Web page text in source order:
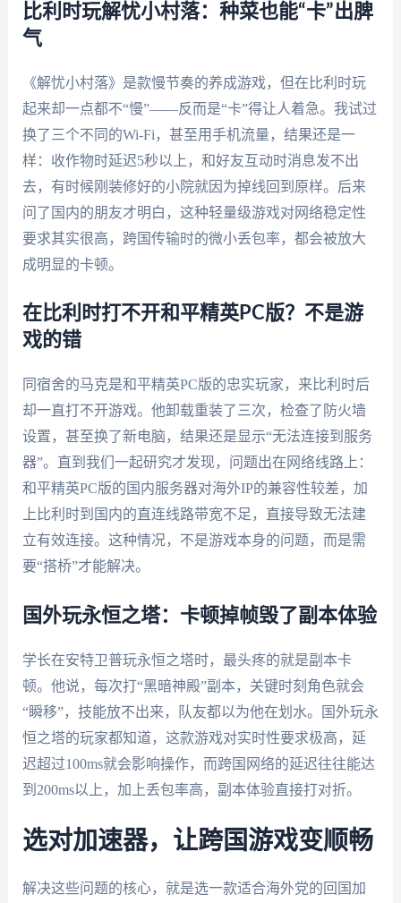
比利时玩解忧小村落：种菜也能“卡”出脾
气
《解忧小村落》是款慢节奏的养成游戏，但在比利时玩
起来却一点都不“慢”——反而是“卡”得让人着急。我试过
换了三个不同的Wi-Fi，甚至用手机流量，结果还是一
样：收作物时延迟5秒以上，和好友互动时消息发不出
去，有时候刚装修好的小院就因为掉线回到原样。后来
问了国内的朋友才明白，这种轻量级游戏对网络稳定性
要求其实很高，跨国传输时的微小丢包率，都会被放大
成明显的卡顿。
在比利时打不开和平精英PC版？不是游
戏的错
同宿舍的马克是和平精英PC版的忠实玩家，来比利时后
却一直打不开游戏。他卸载重装了三次，检查了防火墙
设置，甚至换了新电脑，结果还是显示“无法连接到服务
器”。直到我们一起研究才发现，问题出在网络线路上：
和平精英PC版的国内服务器对海外IP的兼容性较差，加
上比利时到国内的直连线路带宽不足，直接导致无法建
立有效连接。这种情况，不是游戏本身的问题，而是需
要“搭桥”才能解决。
国外玩永恒之塔：卡顿掉帧毁了副本体验
学长在安特卫普玩永恒之塔时，最头疼的就是副本卡
顿。他说，每次打“黑暗神殿”副本，关键时刻角色就会
“瞬移”，技能放不出来，队友都以为他在划水。国外玩永
恒之塔的玩家都知道，这款游戏对实时性要求极高，延
迟超过100ms就会影响操作，而跨国网络的延迟往往能达
到200ms以上，加上丢包率高，副本体验直接打对折。
选对加速器，让跨国游戏变顺畅
解决这些问题的核心，就是选一款适合海外党的回国加